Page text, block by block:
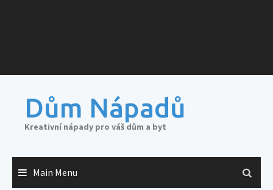
Dům Nápadů
Kreativní nápady pro váš dům a byt
Main Menu